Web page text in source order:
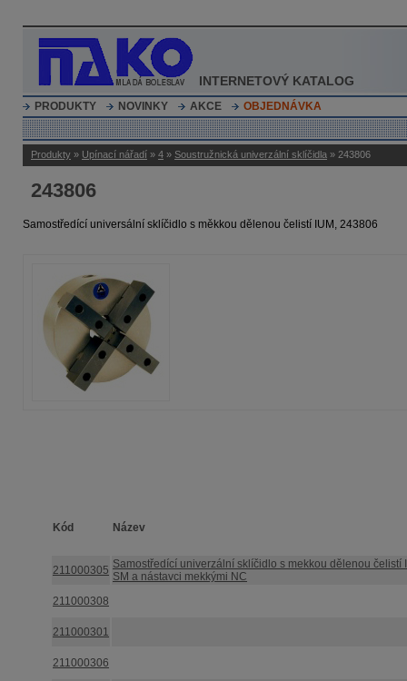
INTERNETOVÝ KATALOG
PRODUKTY NOVINKY AKCE OBJEDNÁVKA
Produkty » Upínací nářadí » 4 » Soustružnická univerzální sklíčidla » 243806
243806
Samostředící universální sklíčidlo s měkkou dělenou čelistí IUM, 243806
Kód Název
211000305 Samostředící univerzální sklíčidlo s mekkou dělenou čelistí
SM a nástavci mekkými NC
211000308
211000301
211000306